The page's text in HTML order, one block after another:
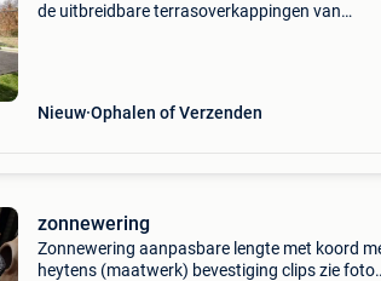
de uitbreidbare terrasoverkappingen van
Nieuw Ophalen of Verzenden
zonnewering
Zonnewering aanpasbare lengte met koord
heytens (maatwerk) bevestiging clips zie foto